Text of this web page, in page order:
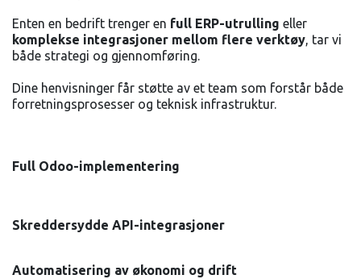
Enten en bedrift trenger en full ERP-utrulling eller
komplekse integrasjoner mellom flere verktøy, tar vi
både strategi og gjennomføring.
Dine henvisninger får støtte av et team som forstår både
forretningsprosesser og teknisk infrastruktur.
Full Odoo-implementering
Skreddersydde API-integrasjoner
Automatisering av økonomi og drift